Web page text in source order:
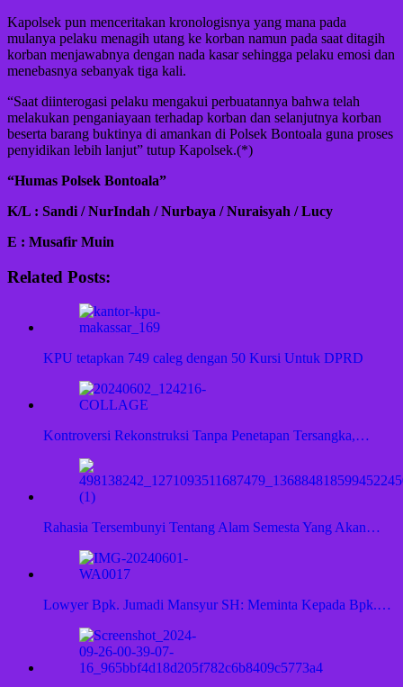
Kapolsek pun menceritakan kronologisnya yang mana pada
mulanya pelaku menagih utang ke korban namun pada saat ditagih
korban menjawabnya dengan nada kasar sehingga pelaku emosi dan
menebasnya sebanyak tiga kali.
“Saat diinterogasi pelaku mengakui perbuatannya bahwa telah
melakukan penganiayaan terhadap korban dan selanjutnya korban
beserta barang buktinya di amankan di Polsek Bontoala guna proses
penyidikan lebih lanjut” tutup Kapolsek.(*)
“Humas Polsek Bontoala”
K/L : Sandi / NurIndah / Nurbaya / Nuraisyah / Lucy
E : Musafir Muin
Related Posts:
KPU tetapkan 749 caleg dengan 50 Kursi Untuk DPRD
Kontroversi Rekonstruksi Tanpa Penetapan Tersangka,…
Rahasia Tersembunyi Tentang Alam Semesta Yang Akan…
Lowyer Bpk. Jumadi Mansyur SH: Meminta Kepada Bpk.…